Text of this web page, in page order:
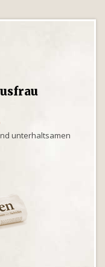
unterhaltsamen